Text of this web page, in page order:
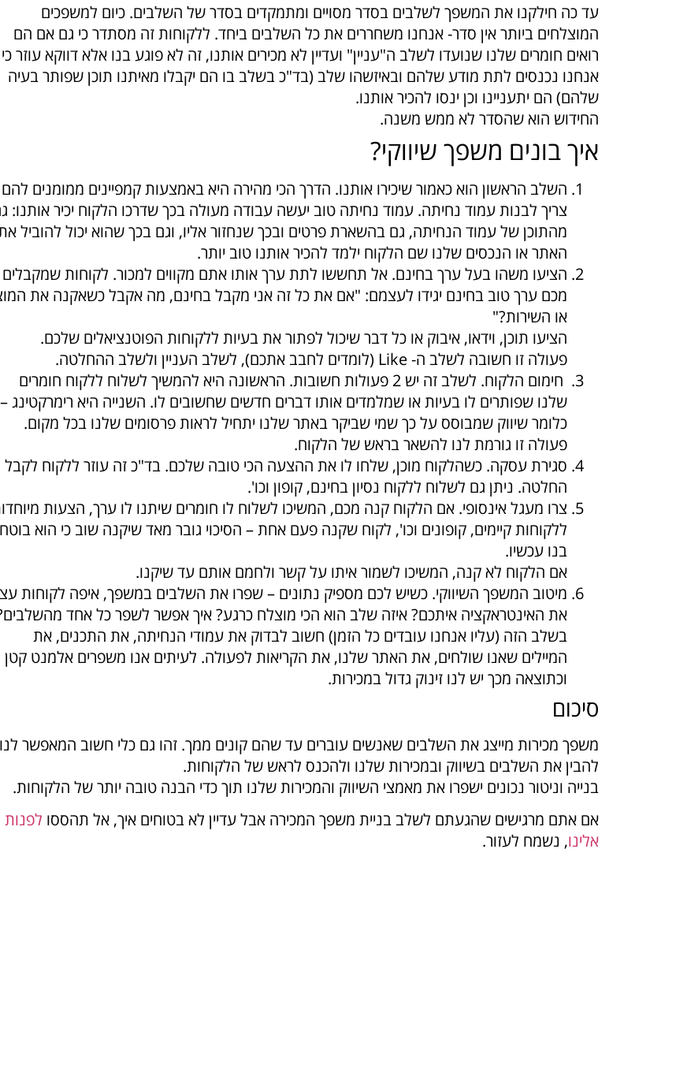
עד כה חילקנו את המשפך לשלבים בסדר מסויים ומתמקדים בסדר של השלבים. כיום למשפכים
המוצלחים ביותר אין סדר- אנחנו משחררים את כל השלבים ביחד. ללקוחות זה מסתדר כי גם אם הם
רואים חומרים שלנו שנועדו לשלב ה"עניין" ועדיין לא מכירים אותנו, זה לא פוגע בנו אלא דווקא עוזר כי
אנחנו נכנסים לתת מודע שלהם ובאיזשהו שלב (בד"כ בשלב בו הם יקבלו מאיתנו תוכן שפותר בעיה
שלהם) הם יתעניינו וכן ינסו להכיר אותנו.
החידוש הוא שהסדר לא ממש משנה.
איך בונים משפך שיווקי?
השלב הראשון הוא כאמור שיכירו אותנו. הדרך הכי מהירה היא באמצעות קמפיינים ממומנים להם
צריך לבנות עמוד נחיתה. עמוד נחיתה טוב יעשה עבודה מעולה בכך שדרכו הלקוח יכיר אותנו:
מהתוכן של עמוד הנחיתה, גם בהשארת פרטים ובכך שנחזור אליו, וגם בכך שהוא יכול להוביל
האתר או הנכסים שלנו שם הלקוח ילמד להכיר אותנו טוב יותר.
הציעו משהו בעל ערך בחינם. אל תחששו לתת ערך אותו אתם מקווים למכור. לקוחות שמקבלים
מכם ערך טוב בחינם יגידו לעצמם: "אם את כל זה אני מקבל בחינם, מה אקבל כשאקנה את
או השירות?"
הציעו תוכן, וידאו, איבוק או כל דבר שיכול לפתור את בעיות ללקוחות הפוטנציאלים שלכם.
פעולה זו חשובה לשלב ה- Like (לומדים לחבב אתכם), לשלב העניין ולשלב ההחלטה.
חימום הלקוח. לשלב זה יש 2 פעולות חשובות. הראשונה היא להמשיך לשלוח ללקוח חומרים
שלנו שפותרים לו בעיות או שמלמדים אותו דברים חדשים שחשובים לו. השנייה היא רימרקטינג –
כלומר שיווק שמבוסס על כך שמי שביקר באתר שלנו יתחיל לראות פרסומים שלנו בכל מקום.
פעולה זו גורמת לנו להשאר בראש של הלקוח.
סגירת עסקה. כשהלקוח מוכן, שלחו לו את ההצעה הכי טובה שלכם. בד"כ זה עוזר ללקוח לקבל
החלטה. ניתן גם לשלוח ללקוח נסיון בחינם, קופון וכו'.
צרו מעגל אינסופי. אם הלקוח קנה מכם, המשיכו לשלוח לו חומרים שיתנו לו ערך, הצעות
ללקוחות קיימים, קופונים וכו', לקוח שקנה פעם אחת – הסיכוי גובר מאד שיקנה שוב כי הוא בוטח
בנו עכשיו.
אם הלקוח לא קנה, המשיכו לשמור איתו על קשר ולחמם אותם עד שיקנו.
מיטוב המשפך השיווקי. כשיש לכם מספיק נתונים – שפרו את השלבים במשפך, איפה לקוחות
את האינטראקציה איתכם? איזה שלב הוא הכי מוצלח כרגע? איך אפשר לשפר כל אחד
בשלב הזה (עליו אנחנו עובדים כל הזמן) חשוב לבדוק את עמודי הנחיתה, את התכנים, את
המיילים שאנו שולחים, את האתר שלנו, את הקריאות לפעולה. לעיתים אנו משפרים אלמנט קטן
וכתוצאה מכך יש לנו זינוק גדול במכירות.
סיכום
משפך מכירות מייצג את השלבים שאנשים עוברים עד שהם קונים ממך. זהו גם כלי חשוב המאפשר לנו
להבין את השלבים בשיווק ובמכירות שלנו ולהכנס לראש של הלקוחות.
בנייה וניטור נכונים ישפרו את מאמצי השיווק והמכירות שלנו תוך כדי הבנה טובה יותר של הלקוחות.
אם אתם מרגישים שהגעתם לשלב בניית משפך המכירה אבל עדיין לא בטוחים איך, אל תהססו לפנות
אלינו, נשמח לעזור.